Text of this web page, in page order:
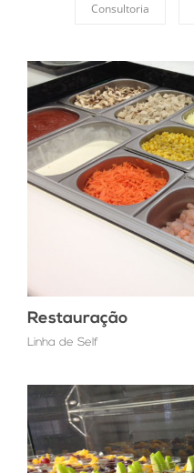
Consultoria
Restauração
Linha de Self